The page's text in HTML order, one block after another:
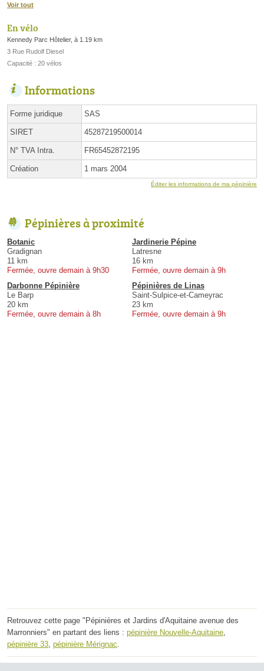
Voir tout
En vélo
Kennedy Parc Hôtelier, à 1.19 km
3 Rue Rudolf Diesel
Capacité : 20 vélos
Informations
Forme juridique SAS
SIRET 45287219500014
N° TVA Intra. FR65452872195
Création 1 mars 2004
Éditer les informations de ma pépinière
Pépinières à proximité
Botanic
Gradignan
11 km
Fermée, ouvre demain à 9h30
Jardinerie Pépine
Latresne
16 km
Fermée, ouvre demain à 9h
Darbonne Pépinière
Le Barp
20 km
Fermée, ouvre demain à 8h
Pépinières de Linas
Saint-Sulpice-et-Cameyrac
23 km
Fermée, ouvre demain à 9h
Retrouvez cette page "Pépinières et Jardins d'Aquitaine avenue des
Marronniers" en partant des liens : pépinière Nouvelle-Aquitaine,
pépinière 33, pépinière Mérignac.